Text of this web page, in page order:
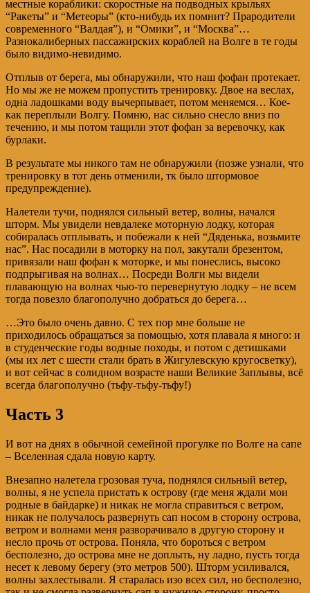
местные кораблики: скоростные на подводных крыльях
“Ракеты” и “Метеоры” (кто-нибудь их помнит? Прародители
современного “Валдая”), и “Омики”, и “Москва”…
Разнокалиберных пассажирских кораблей на Волге в те годы
было видимо-невидимо.
Отплыв от берега, мы обнаружили, что наш фофан протекает.
Но мы же не можем пропустить тренировку. Двое на веслах,
одна ладошками воду вычерпывает, потом меняемся… Кое-
как переплыли Волгу. Помню, нас сильно снесло вниз по
течению, и мы потом тащили этот фофан за веревочку, как
бурлаки.
В результате мы никого там не обнаружили (позже узнали, что
тренировку в тот день отменили, тк было штормовое
предупреждение).
Налетели тучи, поднялся сильный ветер, волны, начался
шторм. Мы увидели невдалеке моторную лодку, которая
собиралась отплывать, и побежали к ней “Дяденька, возьмите
нас”. Нас посадили в моторку на пол, закутали брезентом,
привязали наш фофан к моторке, и мы понеслись, высоко
подпрыгивая на волнах… Посреди Волги мы видели
плавающую на волнах чью-то перевернутую лодку – не всем
тогда повезло благополучно добраться до берега…
…Это было очень давно. С тех пор мне больше не
приходилось обращаться за помощью, хотя плавала я много: и
в студенческие годы водные походы, и потом с детишками
(мы их лет с шести стали брать в Жигулевскую кругосветку),
и вот сейчас в солидном возрасте наши Великие Заплывы, всё
всегда благополучно (тьфу-тьфу-тьфу!)
Часть 3
И вот на днях в обычной семейной прогулке по Волге на сапе
– Вселенная сдала новую карту.
Внезапно налетела грозовая туча, поднялся сильный ветер,
волны, я не успела пристать к острову (где меня ждали мои
родные в байдарке) и никак не могла справиться с ветром,
никак не получалось развернуть сап носом в сторону острова,
ветром и волнами меня разворачивало в другую сторону и
несло прочь от острова. Поняла, что бороться с ветром
бесполезно, до острова мне не доплыть, ну ладно, пусть тогда
несет к левому берегу (это метров 500). Шторм усиливался,
волны захлестывали. Я старалась изо всех сил, но бесполезно,